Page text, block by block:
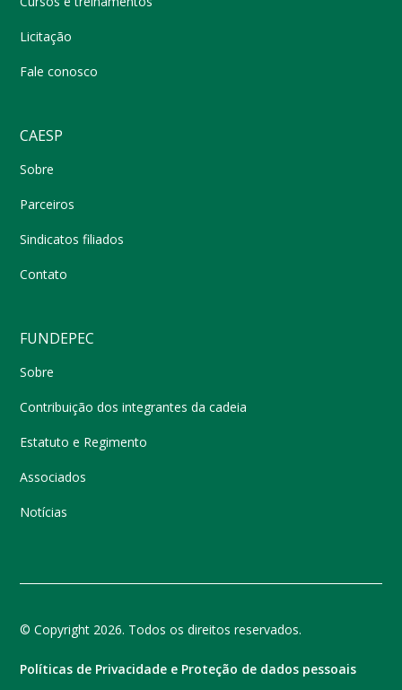
Licitação
Fale conosco
CAESP
Sobre
Parceiros
Sindicatos filiados
Contato
FUNDEPEC
Sobre
Contribuição dos integrantes da cadeia
Estatuto e Regimento
Associados
Notícias
© Copyright 2026. Todos os direitos reservados.
Políticas de Privacidade e Proteção de dados pessoais